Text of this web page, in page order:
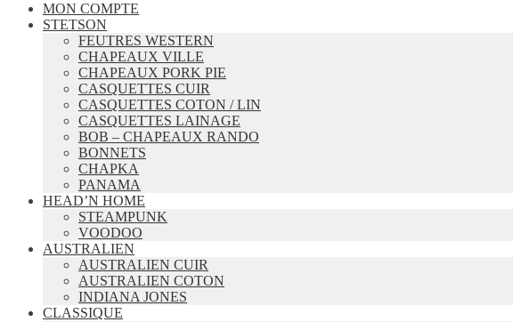
MON COMPTE
STETSON
FEUTRES WESTERN
CHAPEAUX VILLE
CHAPEAUX PORK PIE
CASQUETTES CUIR
CASQUETTES COTON / LIN
CASQUETTES LAINAGE
BOB – CHAPEAUX RANDO
BONNETS
CHAPKA
PANAMA
HEAD’N HOME
STEAMPUNK
VOODOO
AUSTRALIEN
AUSTRALIEN CUIR
AUSTRALIEN COTON
INDIANA JONES
CLASSIQUE